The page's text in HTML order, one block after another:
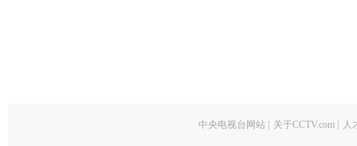
中央电视台网站 关于CCTV.com 人